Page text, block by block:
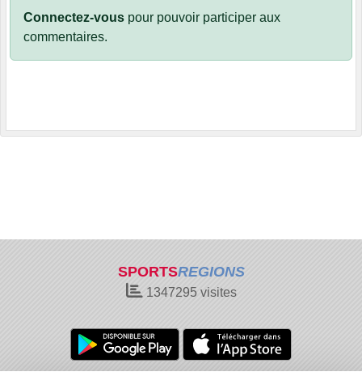
Connectez-vous pour pouvoir participer aux
commentaires.
SPORTSREGIONS
1347295 visites